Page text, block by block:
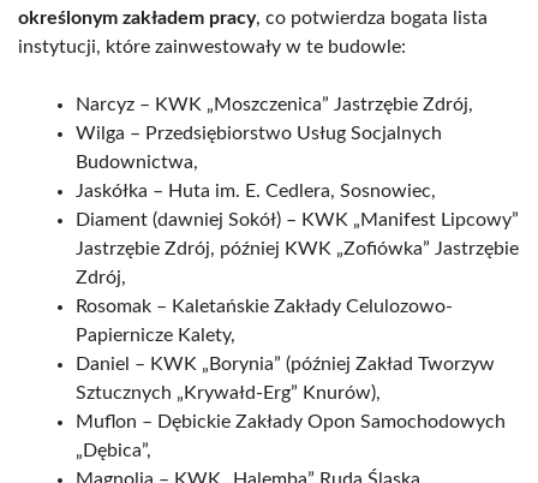
określonym zakładem pracy, co potwierdza bogata lista
instytucji, które zainwestowały w te budowle:
Narcyz – KWK „Moszczenica” Jastrzębie Zdrój,
Wilga – Przedsiębiorstwo Usług Socjalnych
Budownictwa,
Jaskółka – Huta im. E. Cedlera, Sosnowiec,
Diament (dawniej Sokół) – KWK „Manifest Lipcowy”
Jastrzębie Zdrój, później KWK „Zofiówka” Jastrzębie
Zdrój,
Rosomak – Kaletańskie Zakłady Celulozowo-
Papiernicze Kalety,
Daniel – KWK „Borynia” (później Zakład Tworzyw
Sztucznych „Krywałd-Erg” Knurów),
Muflon – Dębickie Zakłady Opon Samochodowych
„Dębica”,
Magnolia – KWK „Halemba” Ruda Śląska,